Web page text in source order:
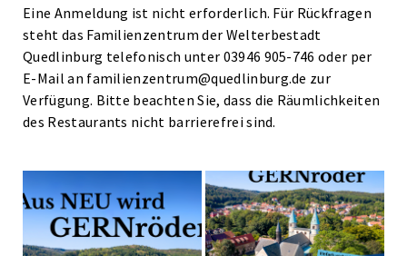
Eine Anmeldung ist nicht erforderlich. Für Rückfragen
steht das Familienzentrum der Welterbestadt
Quedlinburg telefonisch unter 03946 905-746 oder per
E-Mail an familienzentrum@quedlinburg.de zur
Verfügung. Bitte beachten Sie, dass die Räumlichkeiten
des Restaurants nicht barrierefrei sind.